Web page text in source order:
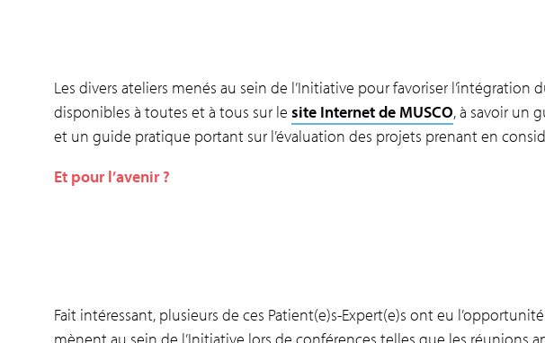
Les divers ateliers menés au sein de l’Initiative pour favoriser
disponibles à toutes et à tous sur le site Internet de MUSCO, à savoir un
et un guide pratique portant sur l’évaluation des projets prenant en
Et pour l’avenir ?
Fait intéressant, plusieurs de ces Patient(e)s-Expert(e)s ont eu